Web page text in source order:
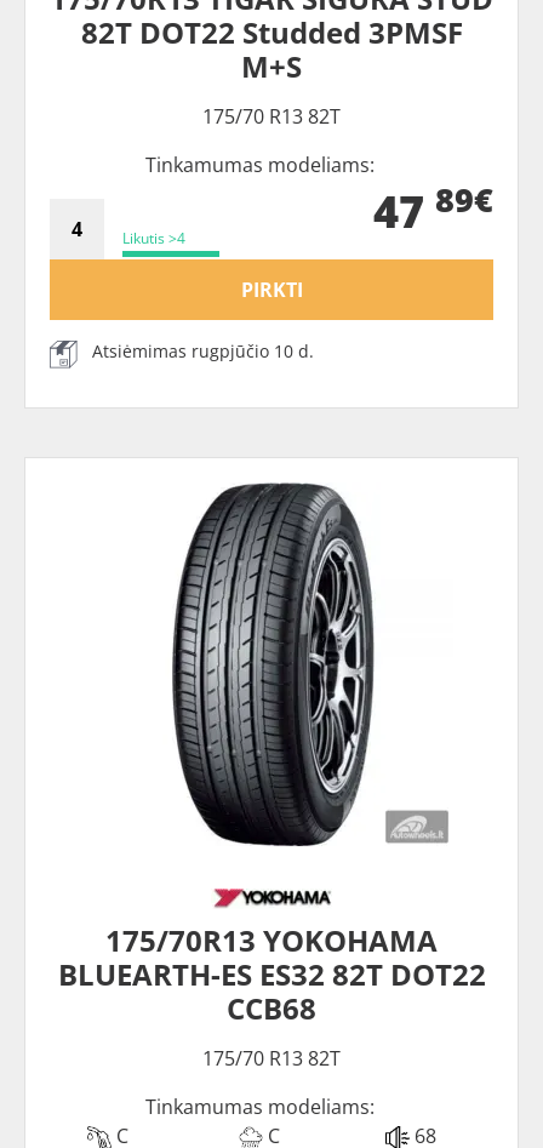
82T DOT22 Studded 3PMSF
M+S
175/70 R13 82T
Tinkamumas modeliams:
Likutis >4 47 89€
PIRKTI
Atsiėmimas rugpjūčio 10 d.
175/70R13 YOKOHAMA
BLUEARTH-ES ES32 82T DOT22
CCB68
175/70 R13 82T
Tinkamumas modeliams:
C
C 68